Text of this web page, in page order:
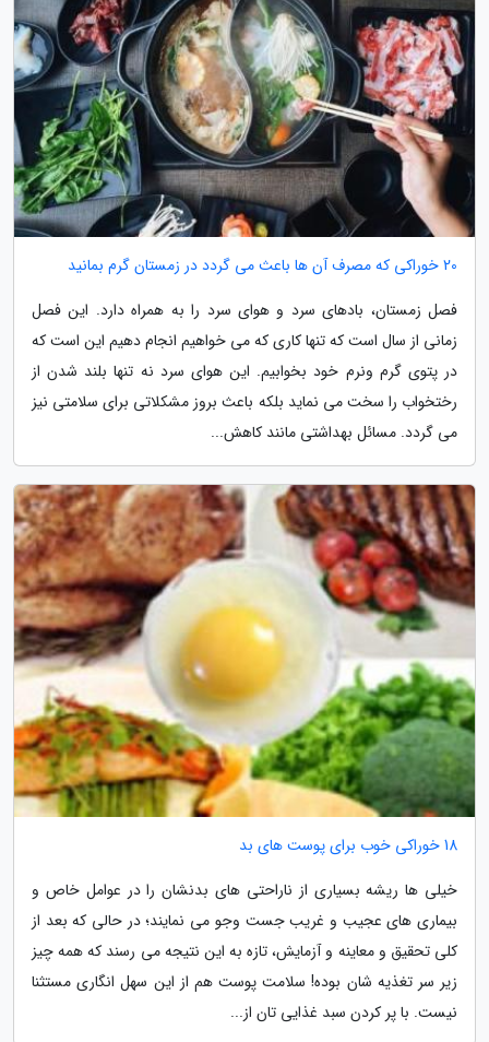
20 خوراکی که مصرف آن ها باعث می گردد در زمستان گرم بمانید
فصل زمستان، بادهای سرد و هوای سرد را به همراه دارد. این فصل
زمانی از سال است که تنها کاری که می خواهیم انجام دهیم این است که
در پتوی گرم ونرم خود بخوابیم. این هوای سرد نه تنها بلند شدن از
رختخواب را سخت می نماید بلکه باعث بروز مشکلاتی برای سلامتی نیز
می گردد. مسائل بهداشتی مانند کاهش...
18 خوراکی خوب برای پوست های بد
خیلی ها ریشه بسیاری از ناراحتی های بدنشان را در عوامل خاص و
بیماری های عجیب و غریب جست وجو می نمایند؛ در حالی که بعد از
کلی تحقیق و معاینه و آزمایش، تازه به این نتیجه می رسند که همه چیز
زیر سر تغذیه شان بوده! سلامت پوست هم از این سهل انگاری مستثنا
نیست. با پر کردن سبد غذایی تان از...